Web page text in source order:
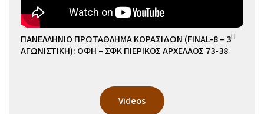
ΠΑΝΕΛΛΗΝΙΟ ΠΡΩΤΑΘΛΗΜΑ ΚΟΡΑΣΙΔΩΝ (FINAL-8 – 3Η
ΑΓΩΝΙΣΤΙΚΗ): ΟΦΗ – ΣΦΚ ΠΙΕΡΙΚΟΣ ΑΡΧΕΛΑΟΣ 73-38
Videos